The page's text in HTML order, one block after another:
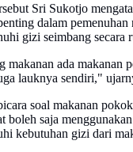
Sri Sukotjo
dalam pemenuhan
gizi seimbang secara
makanan ada makanan
lauknya sendiri,"
soal makanan
boleh saja
kebutuhan gizi dari